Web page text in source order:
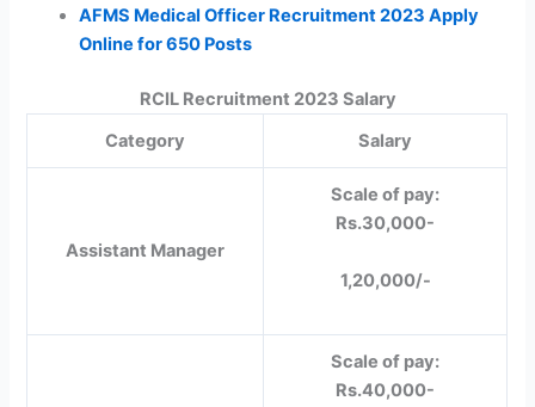
AFMS Medical Officer Recruitment 2023 Apply
Online for 650 Posts
RCIL Recruitment 2023 Salary
Category
Salary
Assistant Manager
Scale of pay:
Rs.30,000-
1,20,000/-
Scale of pay:
Rs.40,000-